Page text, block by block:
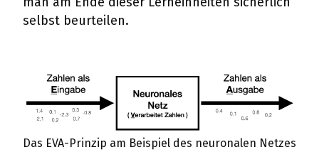
selbst beurteilen.
Das EVA-Prinzip am Beispiel des neuronalen Netzes